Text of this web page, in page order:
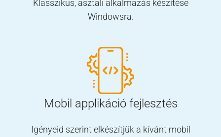
Klasszikus, asztali alkalmazás készítése
Windowsra.
Mobil applikáció fejlesztés
Igényeid szerint elkészítjük a kívánt mobil